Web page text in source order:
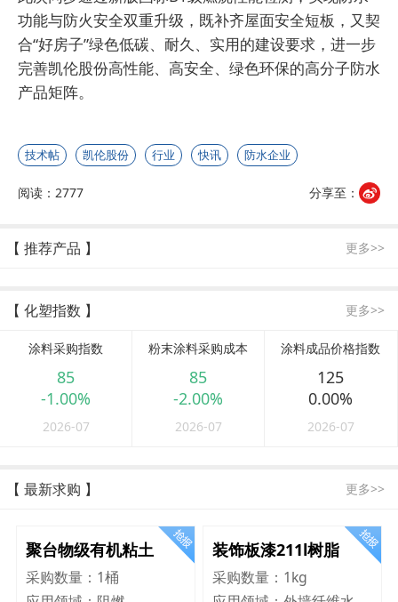
功能与防火安全双重升级，既补齐屋面安全短板，又契
合“好房子”绿色低碳、耐久、实用的建设要求，进一步
完善凯伦股份高性能、高安全、绿色环保的高分子防水
产品矩阵。
技术帖 凯伦股份 行业 快讯 防水企业
阅读：2777 分享至：
【 推荐产品 】 更多>>
【 化塑指数 】 更多>>
涂料采购指数
85
-1.00%
2026-07
粉末涂料采购成本
85
-2.00%
2026-07
涂料成品价格指数
125
0.00%
2026-07
【 最新求购 】 更多>>
聚台物级有机粘土
采购数量： 1桶
装饰板漆211l树脂
采购数量： 1kg